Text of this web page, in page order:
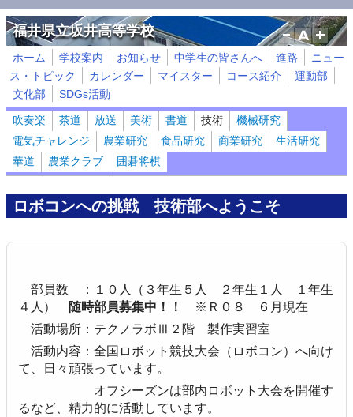
メインコンテンツに移動
福井県立坂井高等学校
ホーム 学校案内 お知らせ 中学生の皆さんへ 進路
ニュー
ス・トピック
カレンダー マイスター コース紹介
運動部
文化部
SDGs活動
吹奏楽 茶道 放送 美術 書道 技術
機械研究
電気チャレンジ
農業研究 食品研究 商業研究
生活研究
華道
農業クラブ 囲碁将棋
ロボコンへの挑戦 技術部へようこそ
部員数 ：１０人（３年生５人 ２年生１人 １年生
４人）
随時部員募集中！！
※Ｒ０８ ６月現在
活動場所：テクノラボⅢ２階 製作実習室
活動内容：全国ロボット競技大会（ロボコン）へ向け
て、日々頑張っています。
オフシーズンは部内ロボット大会を開催す
るなど、精力的に活動しています。